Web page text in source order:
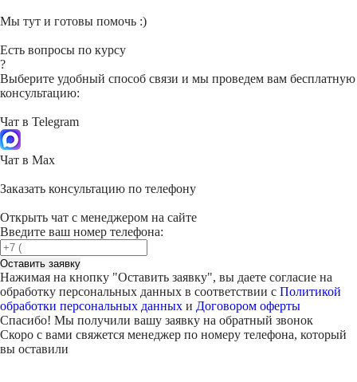
Мы тут и готовы помочь :)
Есть вопросы по курсу
?
Выберите удобный способ связи и мы проведем вам бесплатную
консультацию:
Чат в Telegram
Чат в Max
Заказать консультацию по телефону
Открыть чат с менеджером на сайте
Введите ваш номер телефона:
Оставить заявку
Нажимая на кнопку "Оставить заявку", вы даете согласие на
обработку персональных данных в соответствии с Политикой
обработки персональных данных и Договором оферты
Спасибо! Мы получили вашу заявку на обратный звонок
Скоро с вами свяжется менеджер по номеру телефона, который
вы оставили